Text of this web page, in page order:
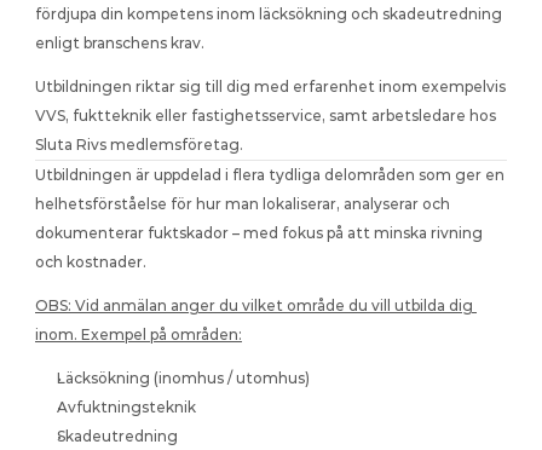
fördjupa din kompetens inom läcksökning och skadeutredning
enligt branschens krav.
Utbildningen riktar sig till dig med erfarenhet inom exempelvis
VVS, fuktteknik eller fastighetsservice, samt arbetsledare hos
Sluta Rivs medlemsföretag.
Utbildningen är uppdelad i flera tydliga delområden som ger en
helhetsförståelse för hur man lokaliserar, analyserar och
dokumenterar fuktskador – med fokus på att minska rivning
och kostnader.
OBS: Vid anmälan anger du vilket område du vill utbilda dig
inom. Exempel på områden:
Läcksökning (inomhus / utomhus)
Avfuktningsteknik
Skadeutredning